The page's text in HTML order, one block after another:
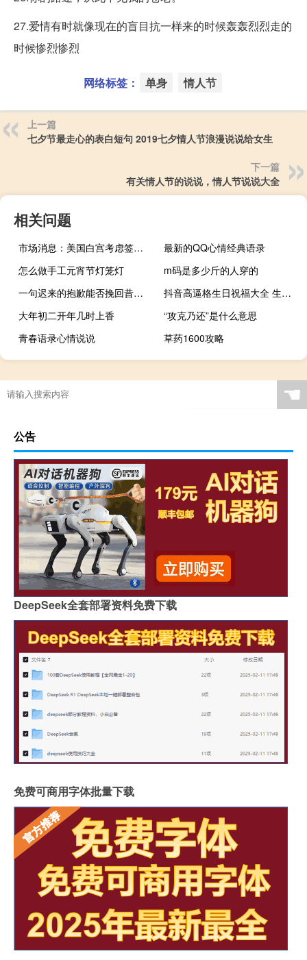
27.爱情有时就像现在的盲目抗一样来的时候轰轰烈烈走的
时候惨烈惨烈
网络标签： 单身 情人节
上一篇
七夕节最走心的表白短句 2019七夕情人节浪漫说说给女生
下一篇
有关情人节的说说，情人节说说大全
相关问题
市场消息：美国白宫考虑签署防务条约以支持以色列和沙特达成协议
最新的QQ心情经典语录
怎么做手工元宵节灯笼灯
m码是多少斤的人穿的
一句迟来的抱歉能否挽回昔日的友情
抖音高逼格生日祝福大全 生日快乐说说短句精辟
大年初二开年几时上香
“攻克乃还”是什么意思
青春语录心情说说
草药1600攻略
☚
公告
DeepSeek全套部署资料免费下载
免费可商用字体批量下载